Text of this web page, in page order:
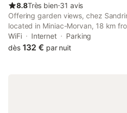
8.8Très bien⋅31 avis
Offering garden views, chez
located in Miniac-Morvan, 18 km
and 19 km from Casino Barrière
parking on-site are available at the
WiFi Internet
Parking
dès 132 € par nuit